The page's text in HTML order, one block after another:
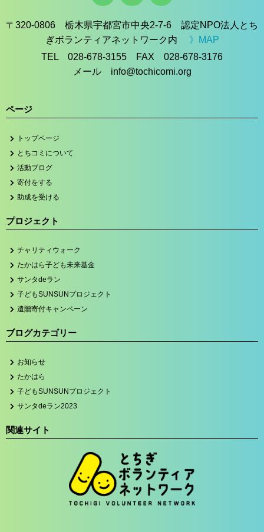
〒320-0806 栃木県宇都宮市中央2-7-6 認定NPO法人とち
ぎボランティアネットワーク内 》MAP
TEL 028-678-3155 FAX 028-678-3176
メール info@tochicomi.org
ページ
トップページ
とちコミについて
活動ブログ
寄付をする
助成を受ける
プロジェクト
チャリティウォーク
たかはら子ども未来基金
サンタdeラン
子どもSUNSUNプロジェクト
遺贈寄付キャンペーン
ブログカテゴリー
お知らせ
たかはら
子どもSUNSUNプロジェクト
サンタdeラン2023
関連サイト